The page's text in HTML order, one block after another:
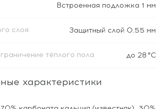
Встроенная подложка 1 мм
слоя Защитный слой 0.55 мм
тёплого пола до 28 °C
характеристики